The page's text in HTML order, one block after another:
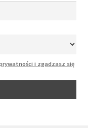
i zgadzasz się